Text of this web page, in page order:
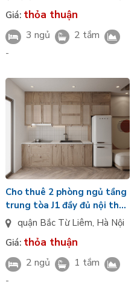
Giá: thỏa thuận
3 ngủ
2 tắm
-
Cho thuê 2 phòng ngủ tầng
trung tòa J1 đầy đủ nội thất
vào ở ngay view nội khu
Jade Square Cổ Nhuế
quận Bắc Từ Liêm, Hà Nội
Giá: thỏa thuận
2 ngủ
1 tắm
-